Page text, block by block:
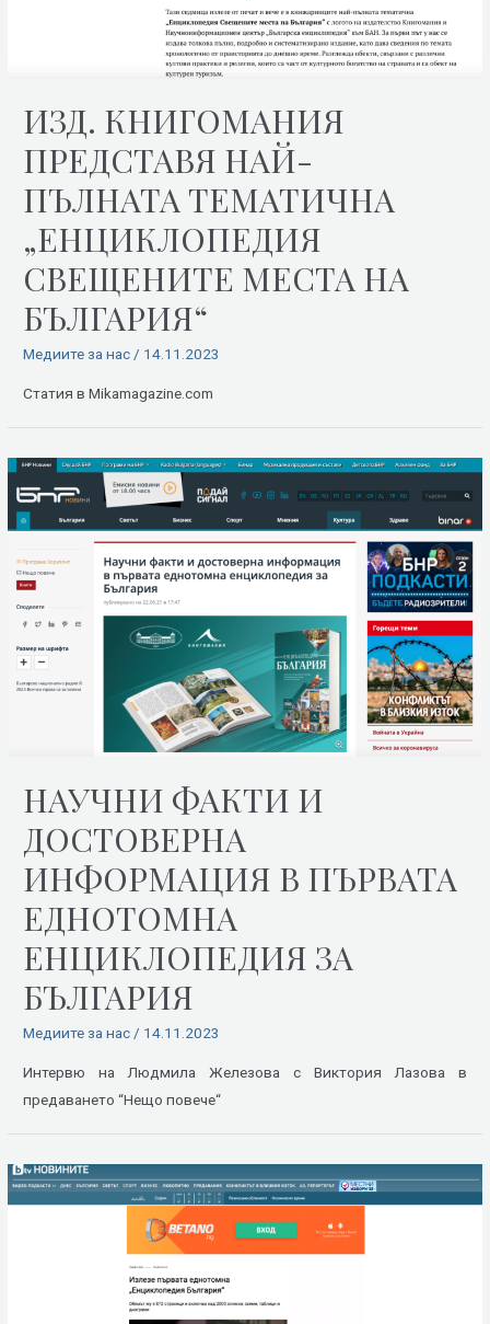
ИЗД. КНИГОМАНИЯ
ПРЕДСТАВЯ НАЙ-
ПЪЛНАТА ТЕМАТИЧНА
„ЕНЦИКЛОПЕДИЯ
СВЕЩЕНИТЕ МЕСТА НА
БЪЛГАРИЯ“
Медиите за нас / 14.11.2023
Статия в Mikamagazine.com
НАУЧНИ ФАКТИ И
ДОСТОВЕРНА
ИНФОРМАЦИЯ В ПЪРВАТА
ЕДНОТОМНА
ЕНЦИКЛОПЕДИЯ ЗА
БЪЛГАРИЯ
Медиите за нас / 14.11.2023
Интервю на Людмила Железова с Виктория Лазова в
предаването “Нещо повече“